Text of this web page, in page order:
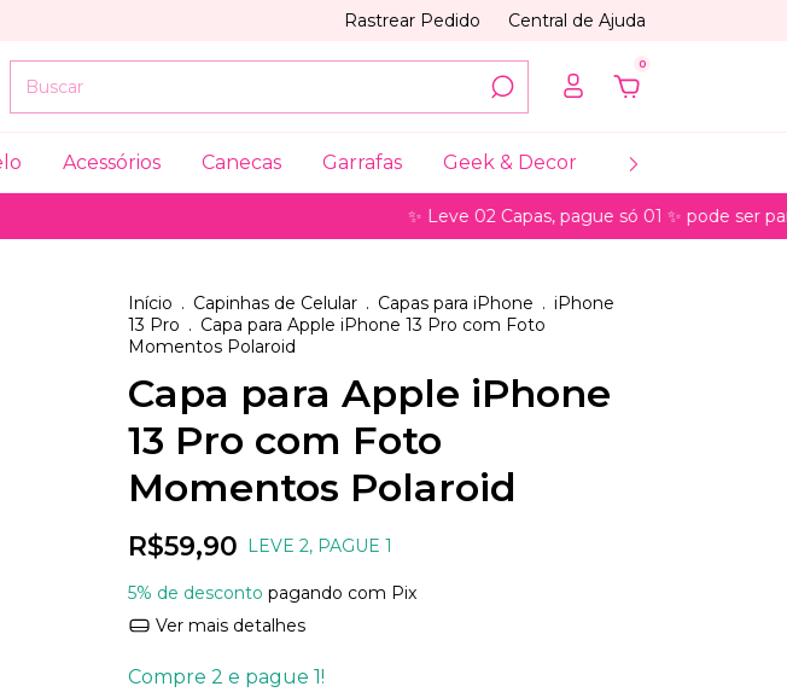
Rastrear Pedido Central de Ajuda
0
Acessórios Canecas Garrafas Geek & Decor Coleções
✨ Leve 02 Capas, pague só 01 ✨ pode ser para
Início . Capinhas de Celular . Capas para iPhone . iPhone
13 Pro . Capa para Apple iPhone 13 Pro com Foto
Momentos Polaroid
Capa para Apple iPhone
13 Pro com Foto
Momentos Polaroid
R$59,90 LEVE 2, PAGUE 1
5% de desconto pagando com Pix
Ver mais detalhes
Compre 2 e pague 1!